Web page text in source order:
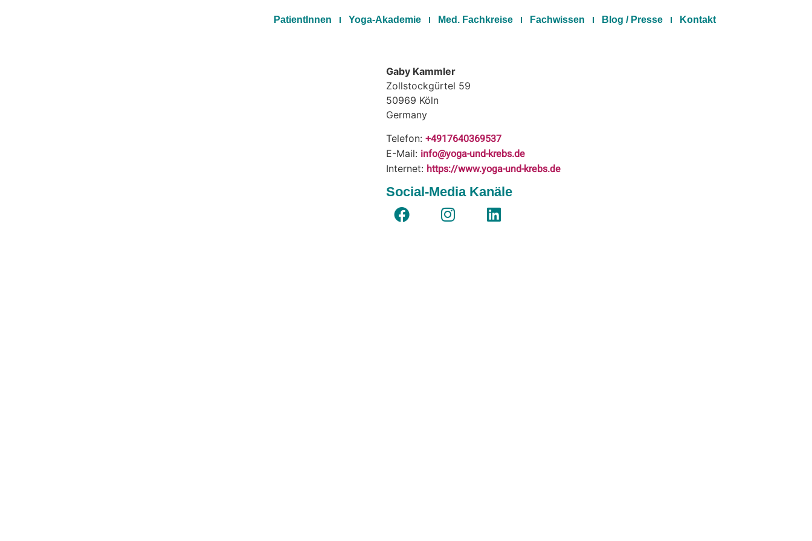
PatientInnen Yoga-Akademie Med. Fachkreise Fachwissen Blog / Presse Kontakt
Gaby Kammler
Zollstockgürtel 59
50969 Köln
Germany
Telefon:+4917640369537
E-Mail: info@yoga-und-krebs.de
Internet: https://www.yoga-und-krebs.de
Social-Media Kanäle